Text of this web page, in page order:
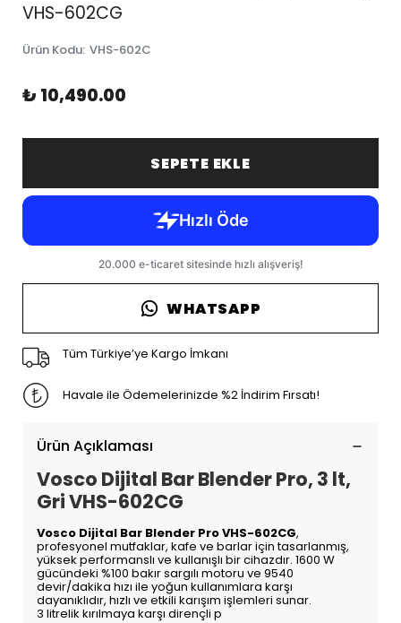
VHS-602CG
Ürün Kodu: VHS-602C
₺ 10,490.00
SEPETE EKLE
WHATSAPP
Tüm Türkiye’ye Kargo İmkanı
Havale ile Ödemelerinizde %2 İndirim Fırsatı!
Ürün Açıklaması
Vosco Dijital Bar Blender Pro, 3 lt,
Gri VHS-602CG
Vosco Dijital Bar Blender Pro VHS-602CG,
profesyonel mutfaklar, kafe ve barlar için tasarlanmış,
yüksek performanslı ve kullanışlı bir cihazdır. 1600 W
gücündeki %100 bakır sargılı motoru ve 9540
devir/dakika hızı ile yoğun kullanımlara karşı
dayanıklıdır, hızlı ve etkili karışım işlemleri sunar.
3 litrelik kırılmaya karşı dirençli p